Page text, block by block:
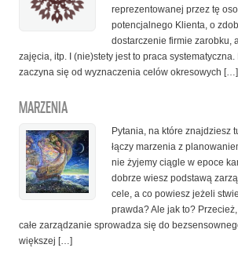
reprezentowanej przez tę
potencjalnego Klienta, o
dostarczenie firmie zarobku,
zajęcia, itp. I (nie)stety jest to praca
zaczyna się od wyznaczenia celów okresowych […]
MARZENIA
Pytania, na które znajdziesz
łączy marzenia z
nie żyjemy ciągle w epoce
dobrze wiesz podstawą
cele, a co powiesz jeżeli
prawda? Ale jak to?
całe zarządzanie sprowadza się do
większej […]